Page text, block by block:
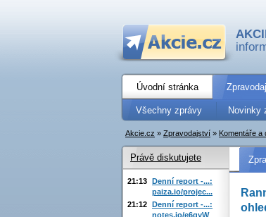
Úvodní stránka
Všechny zprávy Novinky
Akcie.cz » Zpravodajství » Komentáře a
Právě diskutujete
21:13 Denní report -...:
paiza.io/projec...
21:12 Denní report -...:
notes.io/e6qyW